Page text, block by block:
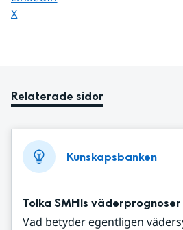
Dela sidan på
X
Relaterade sidor
Kunskapsbanken
Tolka SMHIs väderprognoser
Vad betyder egentligen